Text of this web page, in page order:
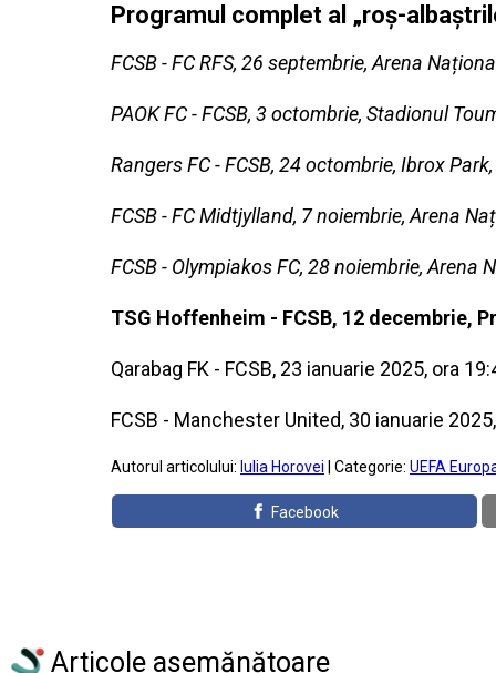
Programul complet al „roș-
FCSB - FC RFS, 26 septembrie, Arena
PAOK FC - FCSB, 3 octombrie, Stadionul
Rangers FC - FCSB, 24 octombrie, Ibrox
FCSB - FC Midtjylland, 7 noiembrie, Arena
FCSB - Olympiakos FC, 28 noiembrie, Arena
TSG Hoffenheim - FCSB, 12 decembrie,
Qarabag FK - FCSB, 23 ianuarie 2025, ora
FCSB - Manchester United, 30 ianuarie
Autorul articolului: Iulia Horovei | Categorie: UEFA
Facebook
Articole asemănătoare